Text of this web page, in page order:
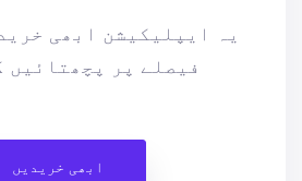
یہ ایپلیکیشن ابھی
فیصلے پر پچھتائیں
ابھی خریدیں